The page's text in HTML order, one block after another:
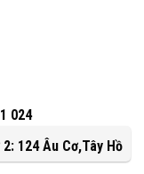
024
2: 124 Âu Cơ,Tây Hồ